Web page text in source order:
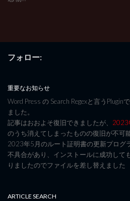
フォロー:
重要なお知らせ
Word Press の Search Regexと言うPlugin
ました。
記事はおおよそ復旧できましたが、 2023
のうち消えてしまったものの復旧が不可
2023年5月のルート証明書の更新プログ
不具合があり、インストールに成功して
りましたのでファイルを差し替えました
ARTICLE SEARCH